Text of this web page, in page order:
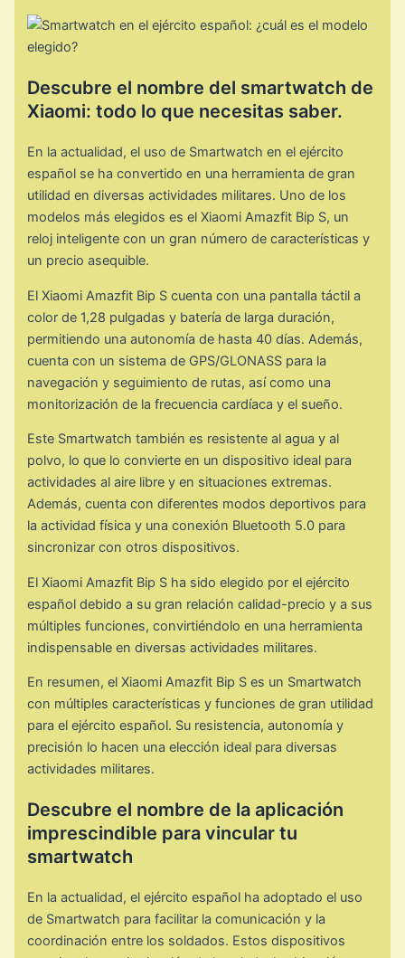
Descubre el nombre del smartwatch de
Xiaomi: todo lo que necesitas saber.
En la actualidad, el uso de Smartwatch en el ejército
español se ha convertido en una herramienta de gran
utilidad en diversas actividades militares. Uno de los
modelos más elegidos es el Xiaomi Amazfit Bip S, un
reloj inteligente con un gran número de características y
un precio asequible.
El Xiaomi Amazfit Bip S cuenta con una pantalla táctil a
color de 1,28 pulgadas y batería de larga duración,
permitiendo una autonomía de hasta 40 días. Además,
cuenta con un sistema de GPS/GLONASS para la
navegación y seguimiento de rutas, así como una
monitorización de la frecuencia cardíaca y el sueño.
Este Smartwatch también es resistente al agua y al
polvo, lo que lo convierte en un dispositivo ideal para
actividades al aire libre y en situaciones extremas.
Además, cuenta con diferentes modos deportivos para
la actividad física y una conexión Bluetooth 5.0 para
sincronizar con otros dispositivos.
El Xiaomi Amazfit Bip S ha sido elegido por el ejército
español debido a su gran relación calidad-precio y a sus
múltiples funciones, convirtiéndolo en una herramienta
indispensable en diversas actividades militares.
En resumen, el Xiaomi Amazfit Bip S es un Smartwatch
con múltiples características y funciones de gran utilidad
para el ejército español. Su resistencia, autonomía y
precisión lo hacen una elección ideal para diversas
actividades militares.
Descubre el nombre de la aplicación
imprescindible para vincular tu
smartwatch
En la actualidad, el ejército español ha adoptado el uso
de Smartwatch para facilitar la comunicación y la
coordinación entre los soldados. Estos dispositivos